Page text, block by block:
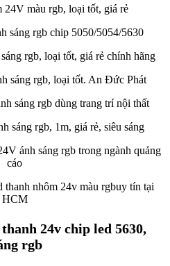
24v chip led 5630,
rgb